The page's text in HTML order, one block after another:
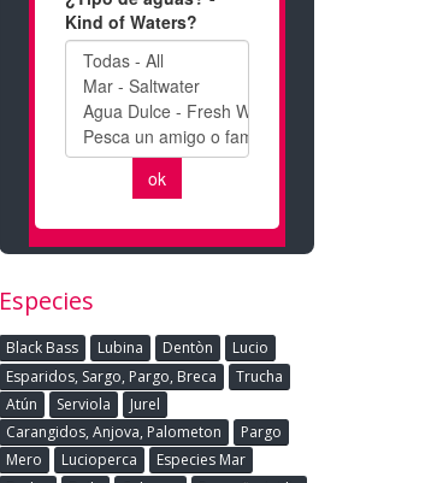
Especies
Black Bass Lubina Dentòn
Lucio
Esparidos, Sargo, Pargo, Breca
Trucha
Atún
Serviola
Jurel
Carangidos, Anjova, Palometon
Pargo
Mero
Lucioperca
Especies Mar